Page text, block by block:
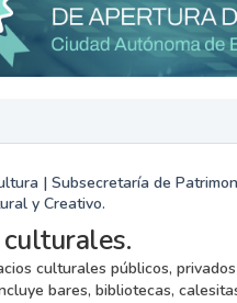
| Subsecretaría de
y Creativo.
culturales.
culturales públicos,
bares, bibliotecas,